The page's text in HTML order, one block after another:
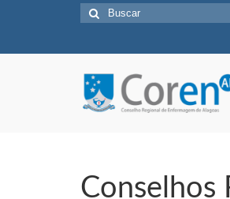
Buscar
por:
Conselhos